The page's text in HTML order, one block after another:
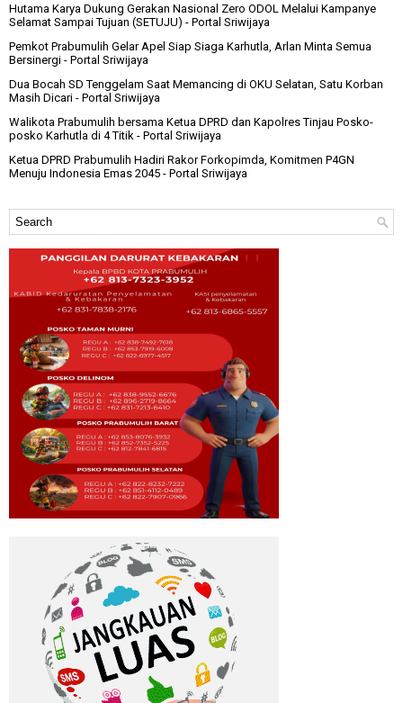
Hutama Karya Dukung Gerakan Nasional Zero ODOL Melalui Kampanye
Selamat Sampai Tujuan (SETUJU) - Portal Sriwijaya
Pemkot Prabumulih Gelar Apel Siap Siaga Karhutla, Arlan Minta Semua
Bersinergi - Portal Sriwijaya
Dua Bocah SD Tenggelam Saat Memancing di OKU Selatan, Satu Korban
Masih Dicari - Portal Sriwijaya
Walikota Prabumulih bersama Ketua DPRD dan Kapolres Tinjau Posko-
posko Karhutla di 4 Titik - Portal Sriwijaya
Ketua DPRD Prabumulih Hadiri Rakor Forkopimda, Komitmen P4GN
Menuju Indonesia Emas 2045 - Portal Sriwijaya